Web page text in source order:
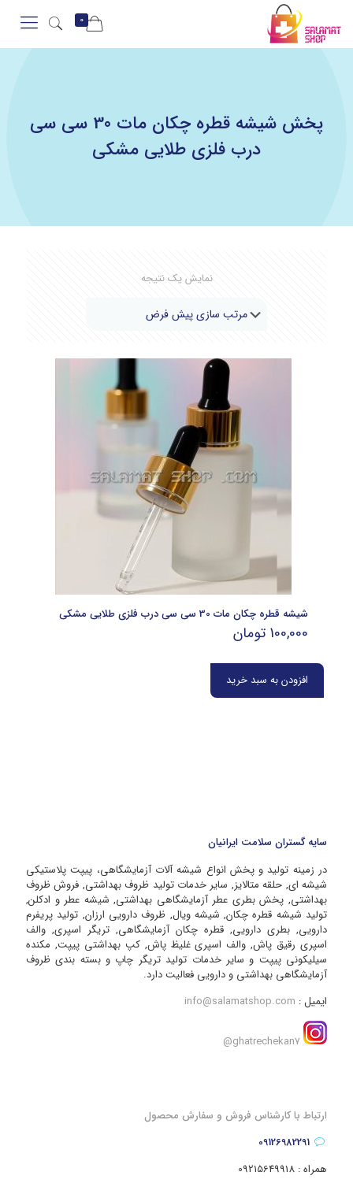
0
پخش شیشه قطره چکان مات 30 سی سی
درب فلزی طلایی مشکی
نمایش یک نتیجه
شیشه قطره چکان مات 30 سی سی درب فلزی طلایی مشکی
100,000 تومان
افزودن به سبد خرید
سایه گستران سلامت ایرانیان
در زمینه تولید و پخش انواع شیشه آلات آزمایشگاهی، پیپت پلاستیکی
شیشه ای, حلقه متالایز, سایر خدمات تولید ظروف بهداشتی, فروش ظروف
بهداشتی, پخش بطری عطر آزمایشگاهی بهداشتی, شیشه عطر و ادکلن,
تولید شیشه قطره چکان, شیشه ویال, ظروف دارویی ارزان, تولید پریفرم
دارویی, بطری دارویی, قطره چکان آزمایشگاهی, تریگر اسپری, والف
اسپری رقیق پاش, والف اسپری غلیظ پاش, کپ بهداشتی پیپت, مکنده
سیلیکونی پیپت و سایر خدمات تولید تریگر چاپ و بسته بندی ظروف
آزمایشگاهی بهداشتی و دارویی فعالیت دارد.
ایمیل : info@salamatshop.com
ghatrechekan7@
ارتباط با کارشناس فروش و سفارش محصول
09126982291
همراه : 09215649918